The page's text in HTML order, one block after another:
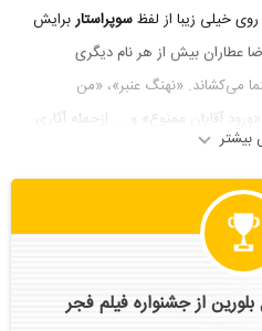
خیلی زیبا از لفظسوپراستاربرایش
عطاران بیش از هر نام دیگری
می‌کشاند. «نهنگ عنبر»، «من
آقایان ممنوع» و ... ازجمله آثاری
از هر عامل دیگری، مدیون شهرت و
مشهد
بیشتر